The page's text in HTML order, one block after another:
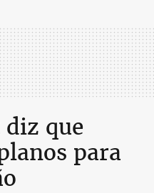
que
para